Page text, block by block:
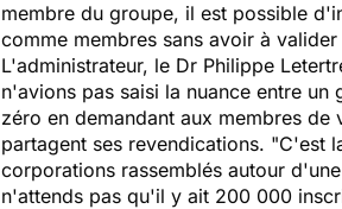
membre du groupe, il est possible
comme membres sans avoir à
L'administrateur, le Dr Philippe
n'avions pas saisi la nuance entre
zéro en demandant aux membres
partagent ses revendications. "C'est
corporations rassemblés autour
n'attends pas qu'il y ait 200 000